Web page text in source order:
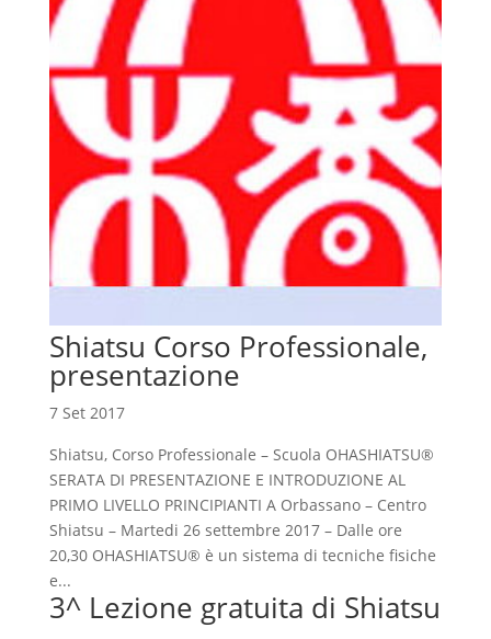
Shiatsu Corso Professionale,
presentazione
7 Set 2017
Shiatsu, Corso Professionale – Scuola OHASHIATSU®
SERATA DI PRESENTAZIONE E INTRODUZIONE AL
PRIMO LIVELLO PRINCIPIANTI A Orbassano – Centro
Shiatsu – Martedi 26 settembre 2017 – Dalle ore
20,30 OHASHIATSU® è un sistema di tecniche fisiche
e...
3^ Lezione gratuita di Shiatsu